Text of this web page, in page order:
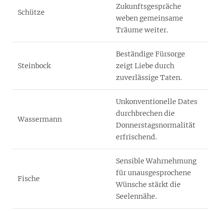
Schütze
Zukunftsgespräche
weben gemeinsame
Träume weiter.
Steinbock
Beständige Fürsorge
zeigt Liebe durch
zuverlässige Taten.
Wassermann
Unkonventionelle Dates
durchbrechen die
Donnerstagsnormalität
erfrischend.
Fische
Sensible Wahrnehmung
für unausgesprochene
Wünsche stärkt die
Seelennähe.